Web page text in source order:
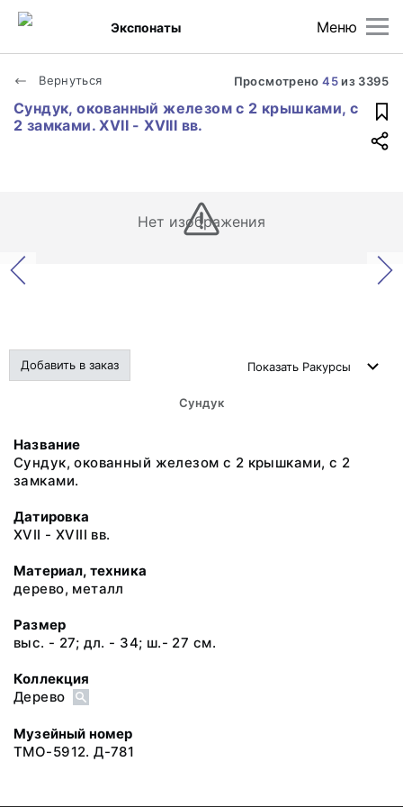
Меню
Экспонаты
Вернуться Просмотрено45из 3395
Сундук, окованный железом с 2 крышками, с
2 замками. XVII - XVIII вв.
Нет изображения
Добавить в заказ Показать Ракурсы
Сундук
Название
Сундук, окованный железом с 2 крышками, с 2
замками.
Датировка
XVII - XVIII вв.
Материал, техника
дерево, металл
Размер
выс. - 27; дл. - 34; ш.- 27 см.
Коллекция
Дерево
Музейный номер
ТМО-5912. Д-781